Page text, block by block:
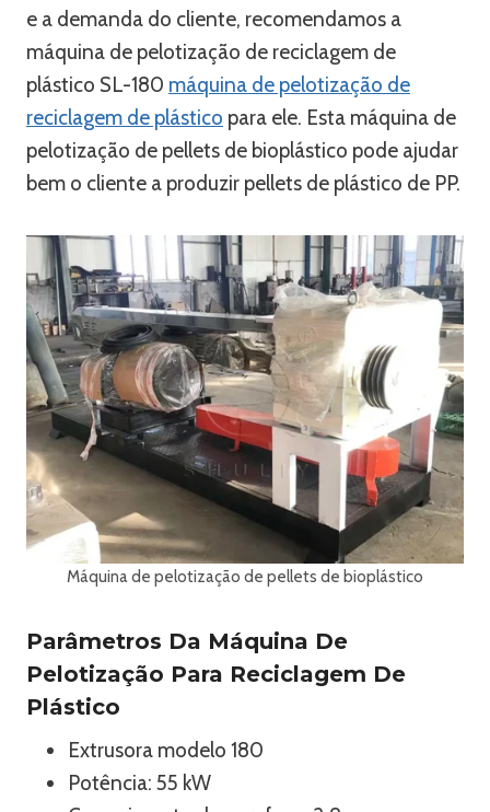
e a demanda do cliente, recomendamos a
máquina de pelotização de reciclagem de
plástico SL-180 máquina de pelotização de
reciclagem de plástico para ele. Esta máquina de
pelotização de pellets de bioplástico pode ajudar
bem o cliente a produzir pellets de plástico de PP.
Máquina de pelotização de pellets de bioplástico
Parâmetros Da Máquina De
Pelotização Para Reciclagem De
Plástico
Extrusora modelo 180
Potência: 55 kW